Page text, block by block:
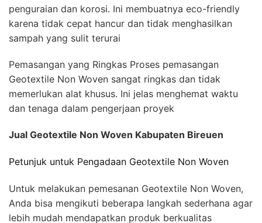
penguraian dan korosi. Ini membuatnya eco-friendly
karena tidak cepat hancur dan tidak menghasilkan
sampah yang sulit terurai
Pemasangan yang Ringkas Proses pemasangan
Geotextile Non Woven sangat ringkas dan tidak
memerlukan alat khusus. Ini jelas menghemat waktu
dan tenaga dalam pengerjaan proyek
Jual Geotextile Non Woven Kabupaten Bireuen
Petunjuk untuk Pengadaan Geotextile Non Woven
Untuk melakukan pemesanan Geotextile Non Woven,
Anda bisa mengikuti beberapa langkah sederhana agar
lebih mudah mendapatkan produk berkualitas